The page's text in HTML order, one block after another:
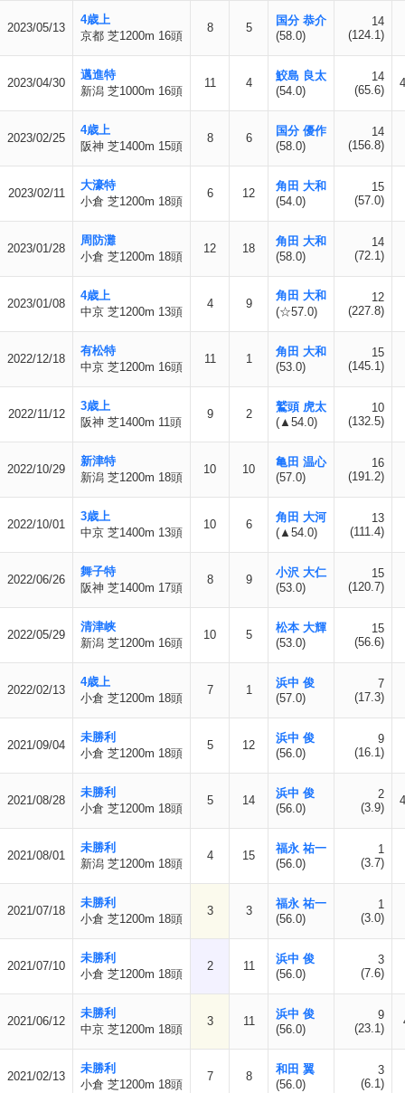
2023/05/13
4歳上
京都 芝1200m 16頭
8 5
国分 恭介
(58.0)
14
(124.1)
2023/04/30
邁進特
新潟 芝1000m 16頭
11 4
鮫島 良太
(54.0)
14
(65.6)
2023/02/25
4歳上
阪神 芝1400m 15頭
8 6
国分 優作
(58.0)
14
(156.8)
2023/02/11
大濠特
小倉 芝1200m 18頭
6 12
角田 大和
(54.0)
15
(57.0)
2023/01/28
周防灘
小倉 芝1200m 18頭
12 18
角田 大和
(58.0)
14
(72.1)
2023/01/08
4歳上
中京 芝1200m 13頭
4 9
角田 大和
(☆57.0)
12
(227.8)
2022/12/18
有松特
中京 芝1200m 16頭
11 1
角田 大和
(53.0)
15
(145.1)
2022/11/12
3歳上
阪神 芝1400m 11頭
9 2
鷲頭 虎太
(▲54.0)
10
(132.5)
2022/10/29
新津特
新潟 芝1200m 18頭
10 10
亀田 温心
(57.0)
16
(191.2)
2022/10/01
3歳上
中京 芝1400m 13頭
10 6
角田 大河
(▲54.0)
13
(111.4)
2022/06/26
舞子特
阪神 芝1400m 17頭
8 9
小沢 大仁
(53.0)
15
(120.7)
2022/05/29
清津峡
新潟 芝1200m 16頭
10 5
松本 大輝
(53.0)
15
(56.6)
2022/02/13
4歳上
小倉 芝1200m 18頭
7 1
浜中 俊
(57.0)
7
(17.3)
2021/09/04
未勝利
小倉 芝1200m 18頭
5 12
浜中 俊
(56.0)
9
(16.1)
2021/08/28
未勝利
小倉 芝1200m 18頭
5 14
浜中 俊
(56.0)
2
(3.9)
2021/08/01
未勝利
新潟 芝1200m 18頭
4 15
福永 祐一
(56.0)
1
(3.7)
2021/07/18
未勝利
小倉 芝1200m 18頭
3 3
福永 祐一
(56.0)
1
(3.0)
2021/07/10
未勝利
小倉 芝1200m 18頭
2 11
浜中 俊
(56.0)
3
(7.6)
2021/06/12
未勝利
中京 芝1200m 18頭
3 11
浜中 俊
(56.0)
9
(23.1)
2021/02/13
未勝利
小倉 芝1200m 18頭
7 8
和田 翼
(56.0)
3
(6.1)